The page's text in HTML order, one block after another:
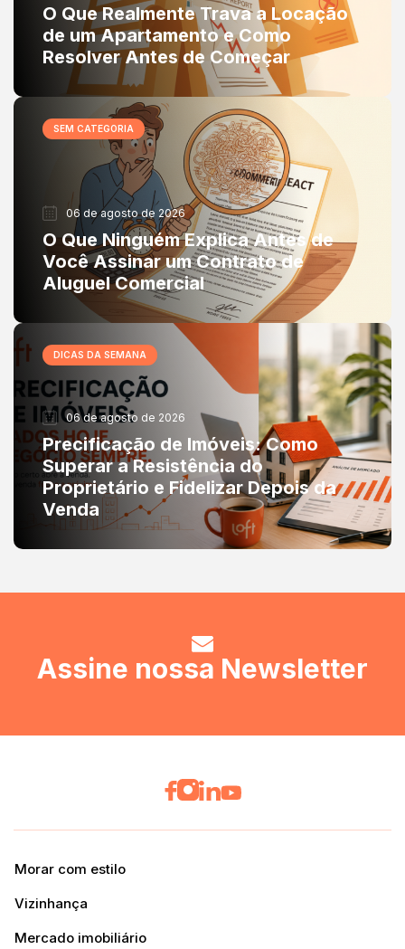
O Que Realmente Trava a Locação
de um Apartamento e Como
Resolver Antes de Começar
SEM CATEGORIA
06 de agosto de 2026
O Que Ninguém Explica Antes de
Você Assinar um Contrato de
Aluguel Comercial
DICAS DA SEMANA
06 de agosto de 2026
Precificação de Imóveis: Como
Superar a Resistência do
Proprietário e Fidelizar Depois da
Venda
Assine nossa Newsletter
Morar com estilo
Vizinhança
Mercado imobiliário